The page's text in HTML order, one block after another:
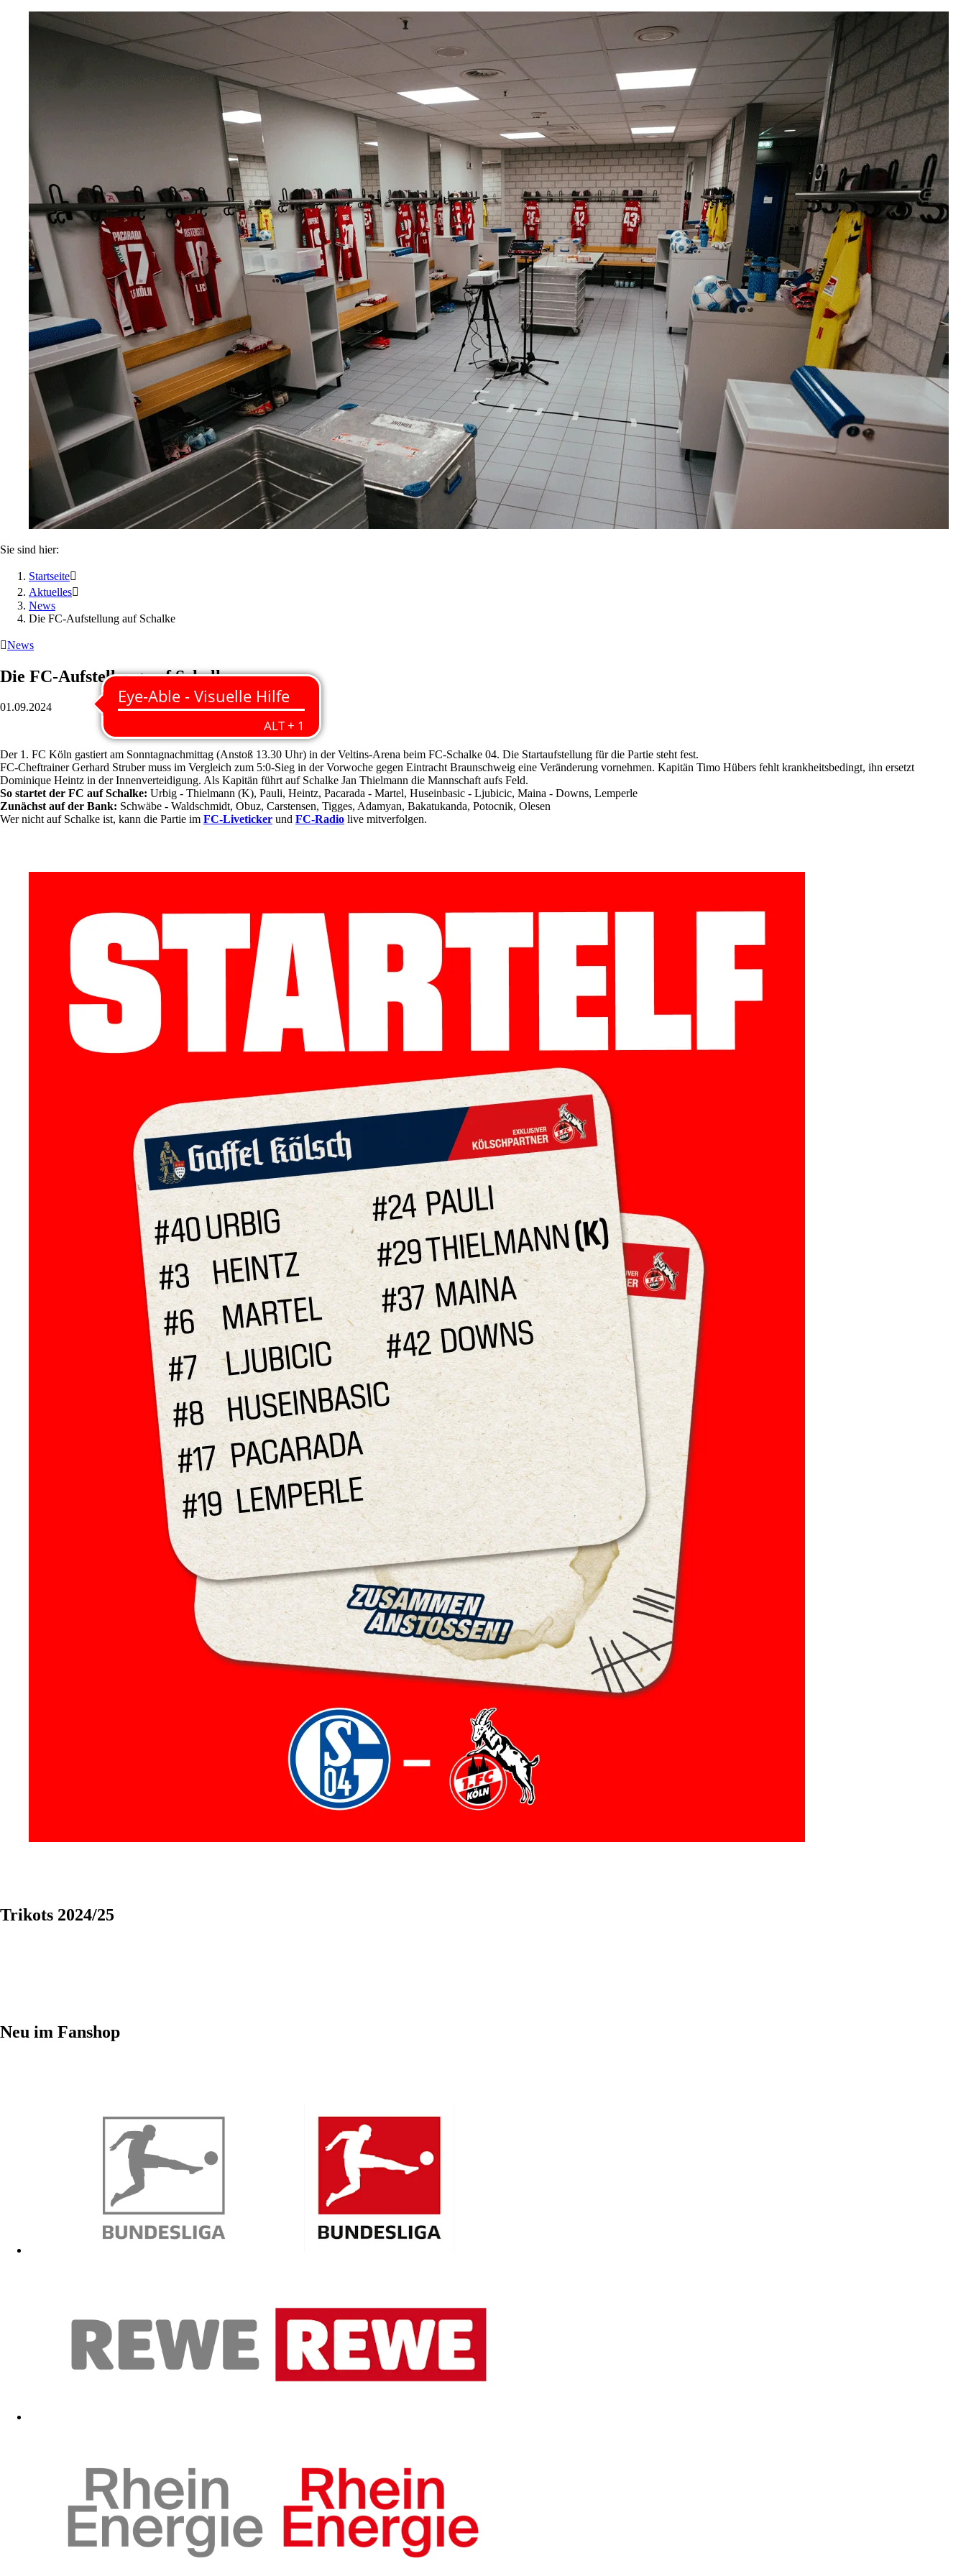
Sie sind hier:
Startseite
Aktuelles
News
Die FC-Aufstellung auf Schalke
News
Die FC-Aufstellung auf Schalke
01.09.2024
Der 1. FC Köln gastiert am Sonntagnachmittag (Anstoß 13.30 Uhr) in der Veltins-Arena beim FC-Schalke 04. Die Startaufstellung für die Partie steht fest.
FC-Cheftrainer Gerhard Struber muss im Vergleich zum 5:0-Sieg in der Vorwoche gegen Eintracht Braunschweig eine Veränderung vornehmen. Kapitän Timo Hübers fehlt krankheitsbedingt, ihn ersetzt
Dominique Heintz in der Innenverteidigung. Als Kapitän führt auf Schalke Jan Thielmann die Mannschaft aufs Feld.
So startet der FC auf Schalke: Urbig - Thielmann (K), Pauli, Heintz, Pacarada - Martel, Huseinbasic - Ljubicic, Maina - Downs, Lemperle
Zunächst auf der Bank: Schwäbe - Waldschmidt, Obuz, Carstensen, Tigges, Adamyan, Bakatukanda, Potocnik, Olesen
Wer nicht auf Schalke ist, kann die Partie im FC-Liveticker und FC-Radio live mitverfolgen.
Trikots 2024/25
Neu im Fanshop